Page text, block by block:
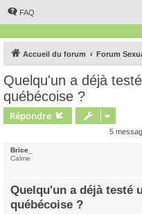
FAQ
Accueil du forum Forum
Quelqu'un a déjà
québécoise ?
Répondre
5
Brice_
Calme
Quelqu'un a déjà testé
québécoise ?